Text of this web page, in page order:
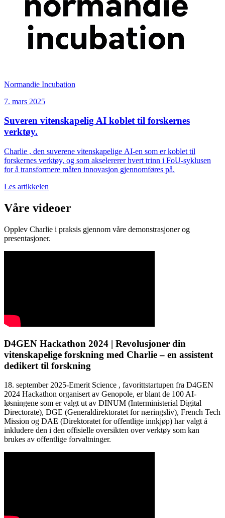
Normandie Incubation
7. mars 2025
Suveren vitenskapelig AI koblet til forskernes
verktøy.
Charlie , den suverene vitenskapelige AI-en som er koblet til
forskernes verktøy, og som akselererer hvert trinn i FoU-syklusen
for å transformere måten innovasjon gjennomføres på.
Les artikkelen
Våre videoer
Opplev Charlie i praksis gjennom våre demonstrasjoner og
presentasjoner.
D4GEN Hackathon 2024 | Revolusjoner din
vitenskapelige forskning med Charlie – en assistent
dedikert til forskning
18. september 2025-Emerit Science , favorittstartupen fra D4GEN
2024 Hackathon organisert av Genopole, er blant de 100 AI-
løsningene som er valgt ut av DINUM (Interministerial Digital
Directorate), DGE (Generaldirektoratet for næringsliv), French Tech
Mission og DAE (Direktoratet for offentlige innkjøp) har valgt å
inkludere den i den offisielle oversikten over verktøy som kan
brukes av offentlige forvaltninger.